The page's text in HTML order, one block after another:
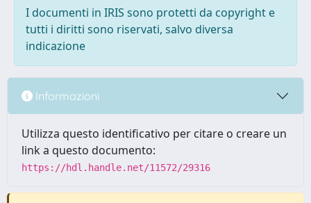
I documenti in IRIS sono protetti da copyright e
tutti i diritti sono riservati, salvo diversa
indicazione
Informazioni
Utilizza questo identificativo per citare o creare un
link a questo documento:
https://hdl.handle.net/11572/29316